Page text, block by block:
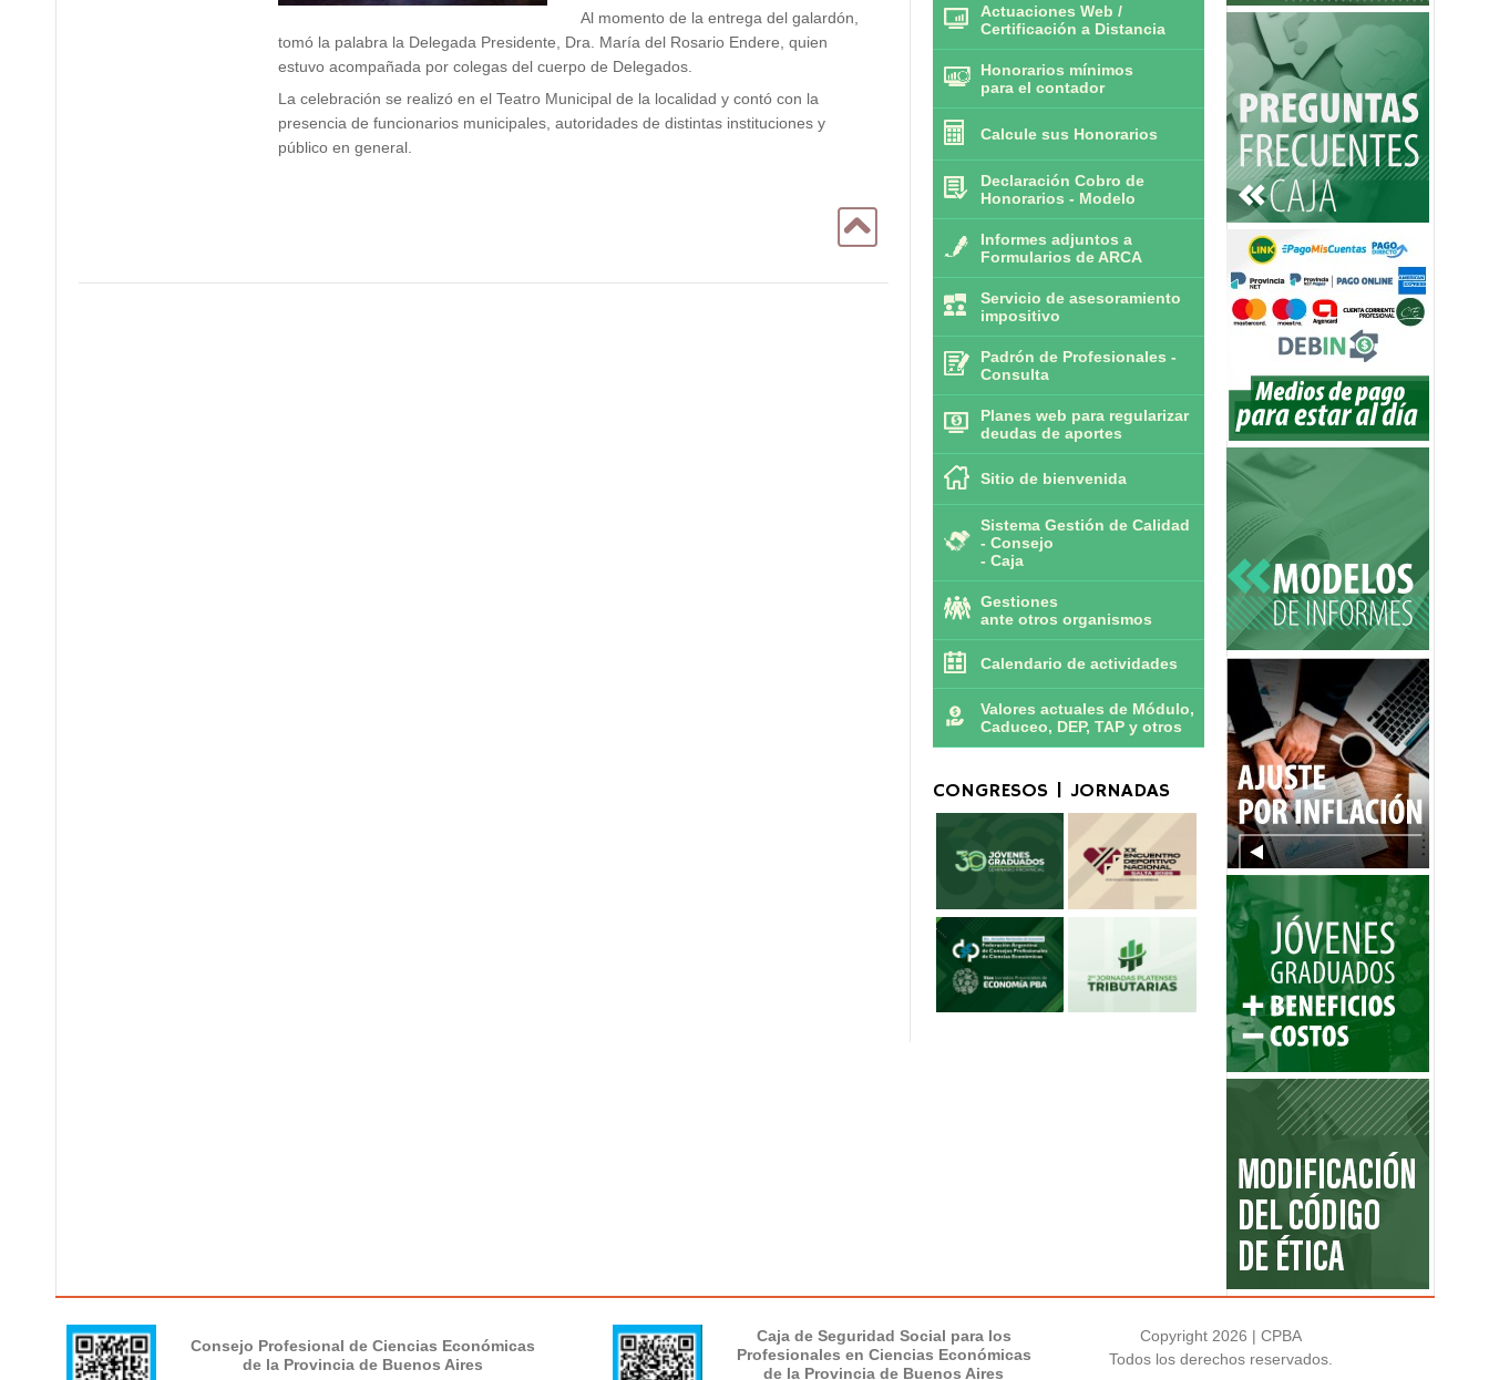
Al momento de la entrega del galardón,
tomó la palabra la Delegada Presidente, Dra. María del Rosario Endere, quien
estuvo acompañada por colegas del cuerpo de Delegados.
La celebración se realizó en el Teatro Municipal de la localidad y contó con la
presencia de funcionarios municipales, autoridades de distintas instituciones y
público en general.
Actuaciones Web /
Certificación a Distancia
Honorarios mínimos
para el contador
Calcule sus Honorarios
Declaración Cobro de
Honorarios - Modelo
Informes adjuntos a
Formularios de ARCA
Servicio de asesoramiento
impositivo
Padrón de Profesionales -
Consulta
Planes web para regularizar
deudas de aportes
Sitio de bienvenida
Sistema Gestión de Calidad
- Consejo
- Caja
Gestiones
ante otros organismos
Calendario de actividades
Valores actuales de Módulo,
Caduceo, DEP, TAP y otros
CONGRESOS | JORNADAS
Consejo Profesional de Ciencias Económicas
de la Provincia de Buenos Aires
Caja de Seguridad Social para los
Profesionales en Ciencias Económicas
de la Provincia de Buenos Aires
Copyright 2026 | CPBA
Todos los derechos reservados.